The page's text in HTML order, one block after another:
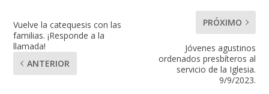
Vuelve la catequesis con las
familias. ¡Responde a la
llamada!
ANTERIOR
PRÓXIMO
Jóvenes agustinos
ordenados presbíteros al
servicio de la Iglesia.
9/9/2023.